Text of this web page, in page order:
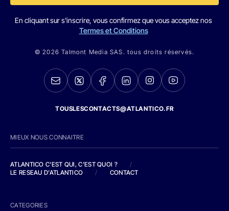
En cliquant sur s'inscrire, vous confirmez que vous acceptez nos
Termes et Conditions
© 2026 Talmont Media SAS. tous droits réservés.
TOUSLESCONTACTS@ATLANTICO.FR
MIEUX NOUS CONNAITRE
ATLANTICO C'EST QUI, C'EST QUOI ?
/
LE RESEAU D'ATLANTICO
/ CONTACT
CATEGORIES